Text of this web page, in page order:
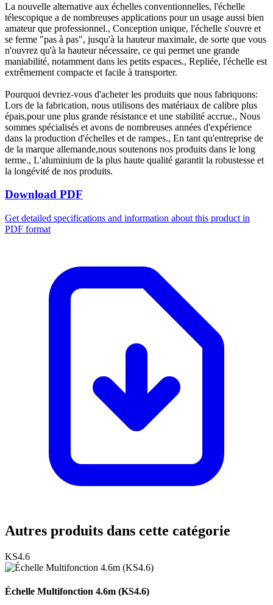
La nouvelle alternative aux échelles conventionnelles, l'échelle
télescopique a de nombreuses applications pour un usage aussi bien
amateur que professionnel., Conception unique, l'échelle s'ouvre et
se ferme "pas à pas", jusqu'à la hauteur maximale, de sorte que vous
n'ouvrez qu'à la hauteur nécessaire, ce qui permet une grande
maniabilité, notamment dans les petits espaces., Repliée, l'échelle est
extrêmement compacte et facile à transporter.
Pourquoi devriez-vous d'acheter les produits que nous fabriquons:
Lors de la fabrication, nous utilisons des matériaux de calibre plus
épais,pour une plus grande résistance et une stabilité accrue., Nous
sommes spécialisés et avons de nombreuses années d'expérience
dans la production d'échelles et de rampes., En tant qu'entreprise de
de la marque allemande,nous soutenons nos produits dans le long
terme., L'aluminium de la plus haute qualité garantit la robustesse et
la longévité de nos produits.
Download PDF
Get detailed specifications and information about this product in
PDF format
Autres produits dans cette catégorie
KS4.6
Échelle Multifonction 4.6m (KS4.6)